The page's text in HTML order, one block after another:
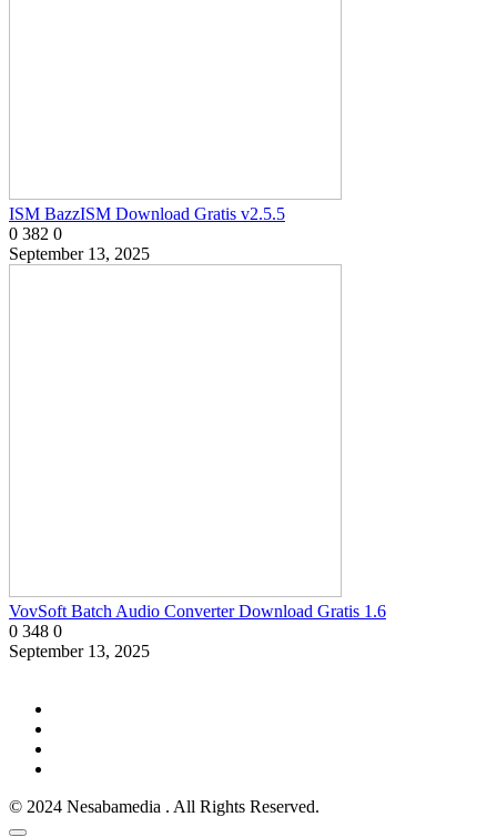
ISM BazzISM Download Gratis v2.5.5
0 382 0
September 13, 2025
VovSoft Batch Audio Converter Download Gratis 1.6
0 348 0
September 13, 2025
© 2024 Nesabamedia . All Rights Reserved.